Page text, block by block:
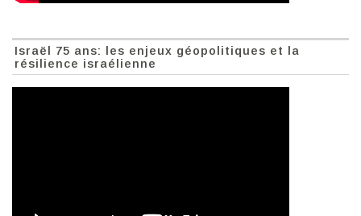
Israël 75 ans: les enjeux géopolitiques et la
résilience israélienne